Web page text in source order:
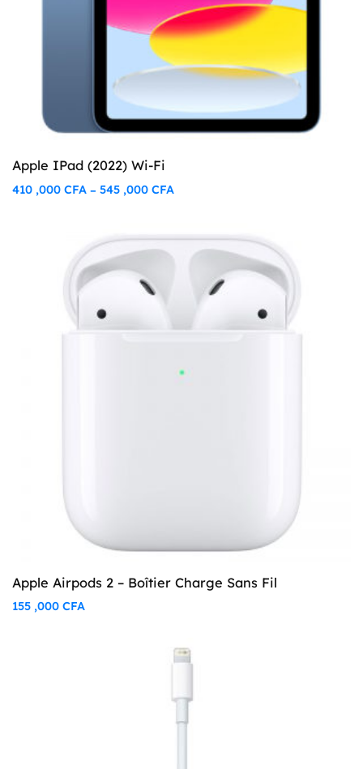
Apple IPad (2022) Wi-Fi
410 ,000 CFA – 545 ,000 CFA
Plage
Apple Airpods 2 – Boîtier Charge Sans Fil
155 ,000 CFA